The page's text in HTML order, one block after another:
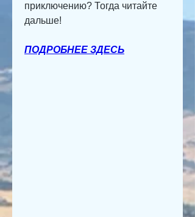
приключению? Тогда читайте
дальше!
ПОДРОБНЕЕ ЗДЕСЬ